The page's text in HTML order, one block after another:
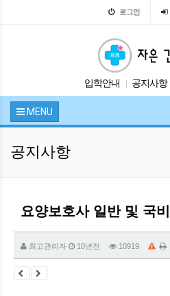
로그인
입학안내 공지사항
교육안내
MENU
공지사항
요양보호사 일반 및 국
최고관리자 10년전 10919